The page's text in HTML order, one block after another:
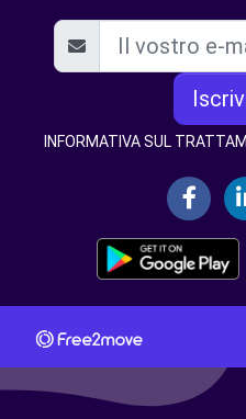
INFORMATIVA SUL